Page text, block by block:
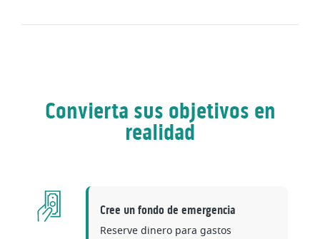
Convierta sus objetivos en
realidad
Cree un fondo de emergencia
Reserve dinero para gastos